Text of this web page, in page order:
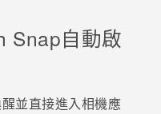
Snap自動啟
並直接進入相機應